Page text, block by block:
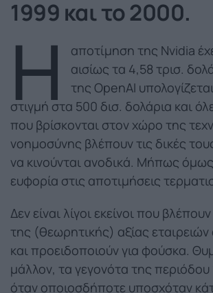
1999 και το 2000.
Η
αποτίμηση της Nvidia
αισίως τα 4,58 τρισ.
της OpenAI
στιγμή στα 500 δισ. δολάρια και
που βρίσκονται στον χώρο της
νοημοσύνης βλέπουν τις δικές
να κινούνται ανοδικά. Μήπως
ευφορία στις αποτιμήσεις
Δεν είναι λίγοι εκείνοι που
της (θεωρητικής) αξίας
και προειδοποιούν για φούσκα.
μάλλον, τα γεγονότα της
όταν οποιοσδήποτε υποσχόταν